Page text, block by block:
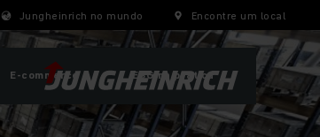
Jungheinrich no mundo Encontre um local
E-commerce ESG na prática